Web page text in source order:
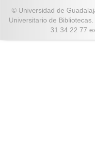
© Universidad de
Universitario de Bibliotecas.
31 34 22 77